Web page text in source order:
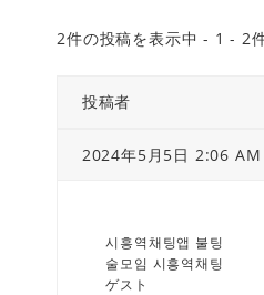
2件の投稿を表示中 - 1 - 2
投稿者
2024年5月5日 2:06 AM
시흥역채팅앱 불팅
술모임 시흥역채팅
ゲスト